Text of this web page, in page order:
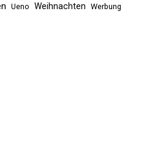
Ueno Weihnachten Werbung